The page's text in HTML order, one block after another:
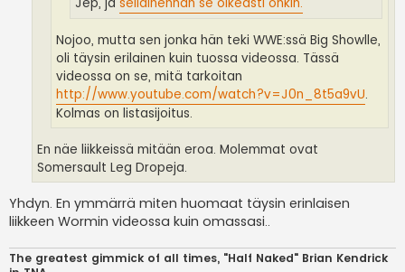
Jep, ja sellainenhan se oikeasti onkin.
Nojoo, mutta sen jonka hän teki WWE:ssä Big Showlle,
oli täysin erilainen kuin tuossa videossa. Tässä
videossa on se, mitä tarkoitan
http://www.youtube.com/watch?v=J0n_8t5a9vU.
Kolmas on listasijoitus.
En näe liikkeissä mitään eroa. Molemmat ovat
Somersault Leg Dropeja.
Yhdyn. En ymmärrä miten huomaat täysin erinlaisen
liikkeen Wormin videossa kuin omassasi..
The greatest gimmick of all times, "Half Naked" Brian Kendrick